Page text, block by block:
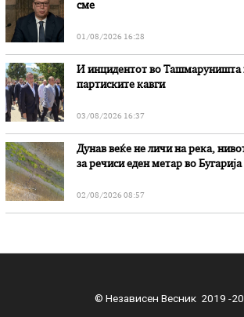
сме
01/08/2026 16:28
И инцидентот во Ташмаруништa
партиските кавги
03/08/2026 16:37
Дунав веќе не личи на река,
за речиси еден метар во Бугарија
02/08/2026 08:57
© Независен Весник 2019 -